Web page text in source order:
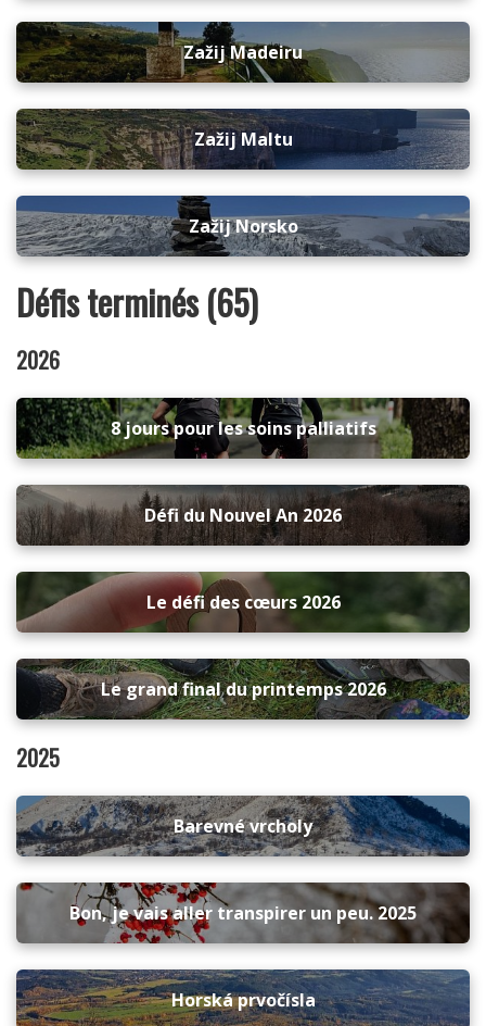
Zažij Madeiru
Zažij Maltu
Zažij Norsko
Défis terminés (65)
2026
8 jours pour les soins palliatifs
Défi du Nouvel An 2026
Le défi des cœurs 2026
Le grand final du printemps 2026
2025
Barevné vrcholy
Bon, je vais aller transpirer un peu. 2025
Horská prvočísla